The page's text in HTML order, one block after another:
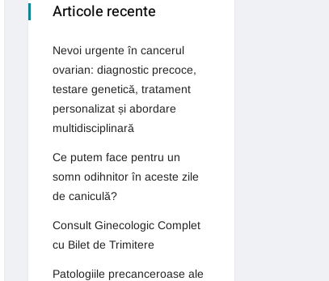
Articole recente
Nevoi urgente în cancerul
ovarian: diagnostic precoce,
testare genetică, tratament
personalizat și abordare
multidisciplinară
Ce putem face pentru un
somn odihnitor în aceste zile
de caniculă?
Consult Ginecologic Complet
cu Bilet de Trimitere
Patologiile precanceroase ale